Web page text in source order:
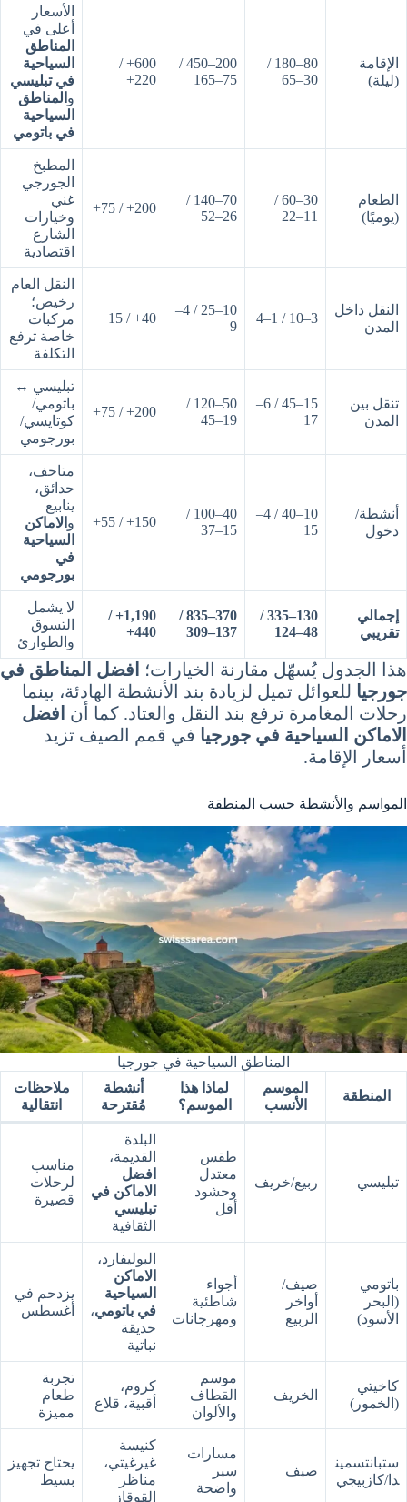
الإقامة
(ليلة)
80–180 /
30–65
200–450 /
75–165
600+ /
220+
الأسعار
أعلى في
المناطق
السياحية
في تبليسي
و المناطق
السياحية
في باتومي
الطعام
(يوميًا)
30–60 /
11–22
70–140 /
26–52
200+ / 75+
المطبخ
الجورجي
غني
وخيارات
الشارع
اقتصادية
النقل داخل
المدن
3–10 / 1–4
10–25 / 4–
9
40+ / 15+
النقل العام
رخيص؛
مركبات
خاصة ترفع
التكلفة
تنقل بين
المدن
15–45 / 6–
17
50–120 /
19–45
200+ / 75+
تبليسي ↔
باتومي/
كوتايسي/
بورجومي
أنشطة/
دخول
10–40 / 4–
15
40–100 /
15–37
150+ / 55+
متاحف،
حدائق،
ينابيع
و الاماكن
السياحية
في
بورجومي
إجمالي
تقريبي
130–335 /
48–124
370–835 /
137–309
1,190+ /
440+
لا يشمل
التسوق
والطوارئ
هذا الجدول يُسهّل مقارنة الخيارات؛
افضل المناطق في
جورجيا للعوائل تميل لزيادة بند الأنشطة الهادئة، بينما
رحلات المغامرة ترفع بند النقل والعتاد. كما أن افضل
الاماكن السياحية في جورجيا في قمم الصيف تزيد
أسعار الإقامة.
المواسم والأنشطة حسب المنطقة
المناطق السياحية في جورجيا
المنطقة
الموسم
الأنسب
لماذا هذا
الموسم؟
أنشطة
مُقترحة
ملاحظات
انتقالية
تبليسي ربيع/خريف
طقس
معتدل
وحشود
أقل
البلدة
القديمة،
افضل
الاماكن في
تبليسي
الثقافية
مناسب
لرحلات
قصيرة
باتومي
(البحر
الأسود)
صيف/
أواخر
الربيع
أجواء
شاطئية
ومهرجانات
البوليفارد،
الاماكن
السياحية
في باتومي،
حديقة
نباتية
يزدحم في
أغسطس
كاخيتي
(الخمور)
الخريف
موسم
القطاف
والألوان
كروم،
أقبية، قلاع
تجربة
طعام
مميزة
ستبانتسمين
دا/كازبيجي
صيف
مسارات
سير
واضحة
كنيسة
غيرغيتي،
مناظر
القوقاز
يحتاج تجهيز
بسيط